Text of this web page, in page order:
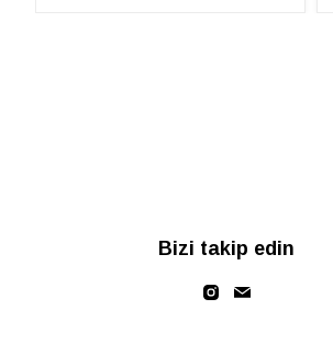
Bizi takip edin